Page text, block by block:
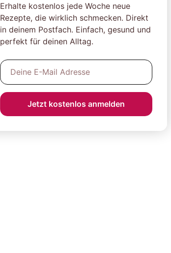
Erhalte kostenlos jede Woche neue
Rezepte, die wirklich schmecken. Direkt
in deinem Postfach. Einfach, gesund und
perfekt für deinen Alltag.
Jetzt kostenlos anmelden